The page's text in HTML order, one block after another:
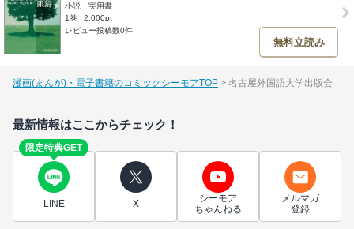
小説・実用書
1巻
2,000pt
レビュー投稿数0件
無料立読み
漫画(まんが)・電子書籍のコミックシーモアTOP 名古屋外国語大学出版会
最新情報はここからチェック！
限定特典GET
LINE X
シーモア
ちゃんねる
メルマガ
登録